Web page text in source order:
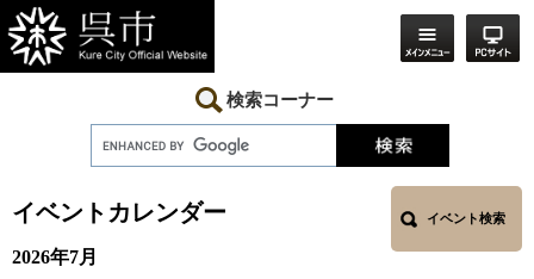
ー
ジ
の
ニ
ュ
ー
へ
検索コーナー
イベントカレンダー イベント検索
2026年7月